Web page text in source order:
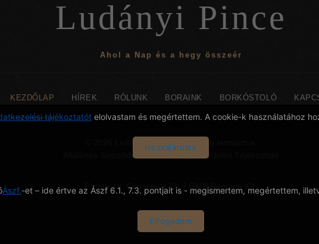
Ludányi Pince
Ahol a Nap és a hegy összeér
KEZDŐLAP HÍREK RÓLUNK BORAINK BORKÓSTOLÓ
© 2026 Ludányi Pince. Minden jog fenntartva.
Általános Szerződési Feltételek
Adatvédelmi Tájékoztató
Partnerek: Cégalapok Kft. GMB Regnum Kft.
tájékoztatót elolvastam és megértettem. A cookie-k használatához
Hozzájárulok
Ászf.-et – ide értve az Ászf 6.1., 7.3. pontjait is - megismertem, megértettem,
Elfogadom